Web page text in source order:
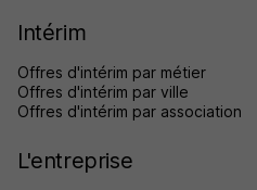
Intérim
Offres d'intérim par métier
Offres d'intérim par ville
Offres d'intérim par association
L'entreprise